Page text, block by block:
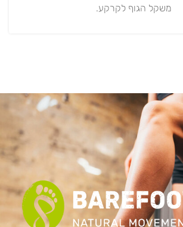
משקל הגוף לקרקע.